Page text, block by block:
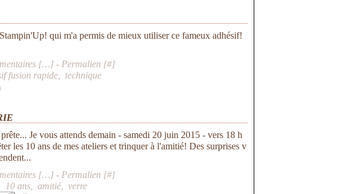
qui m'a permis de mieux utiliser ce fameux adhésif!
[…] - Permalien [#]
fusion rapide technique
prête... Je vous attends demain - samedi 20 juin 2015 - vers 18 h
les 10 ans de mes ateliers et trinquer à l'amitié! Des surprises v
[…] - Permalien [#]
10 ans ,amitié,verre